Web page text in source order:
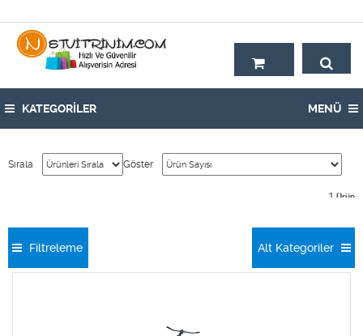
KATEGORİLER MENÜ
Sırala Göster
1 Ürün
Filtreleme Alt Kategoriler